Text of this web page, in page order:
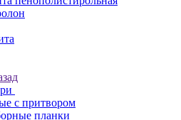
с притвором
планки